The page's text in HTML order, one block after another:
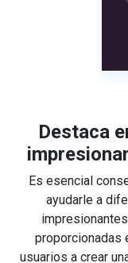
Destaca
Es esencial
ayudarle a
proporcionadas
usuarios a crear